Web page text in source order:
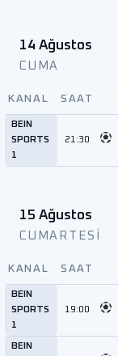
14 Ağustos
CUMA
KANAL SAAT
BEIN
SPORTS
1
21:30
15 Ağustos
CUMARTESI
KANAL SAAT
BEIN
SPORTS
1
19:00
BEIN